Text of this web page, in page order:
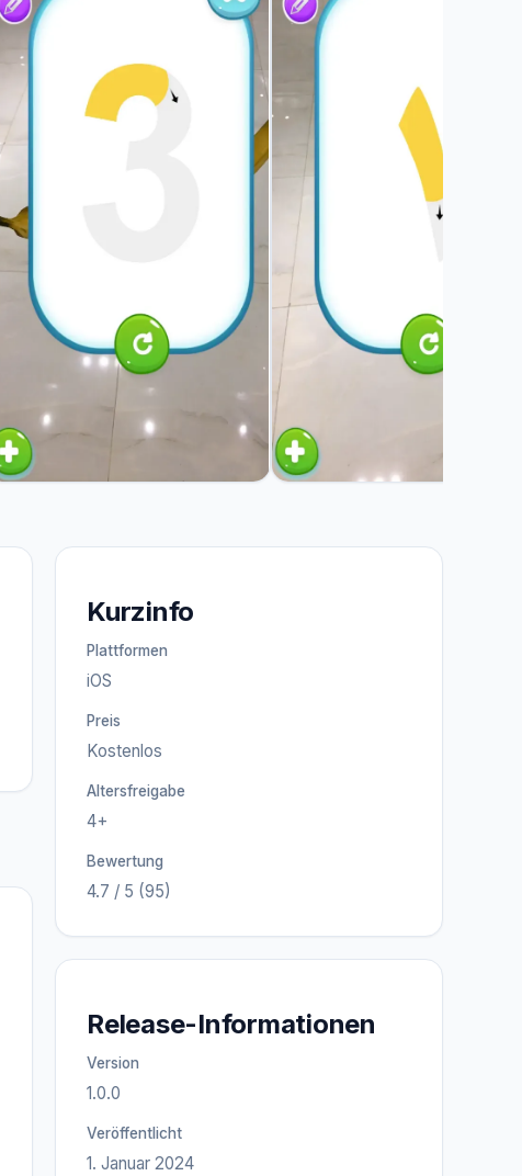
Kurzinfo
Plattformen
iOS
Preis
Kostenlos
Altersfreigabe
4+
Bewertung
4.7 / 5 (95)
Release-Informationen
Version
1.0.0
Veröffentlicht
1. Januar 2024